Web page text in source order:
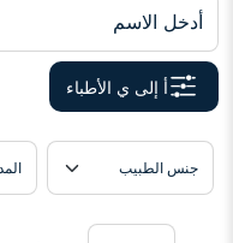
أدخل الاسم
أ إلى ي الأطباء
عرض